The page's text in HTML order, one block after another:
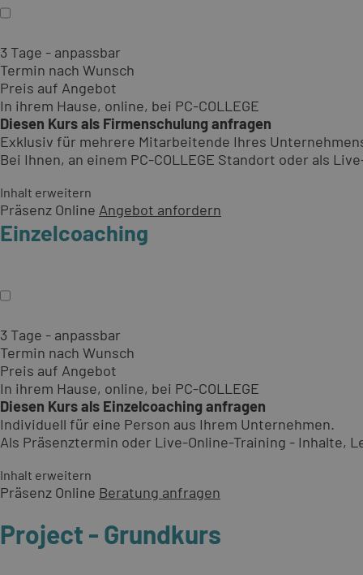
3 Tage - anpassbar
Termin nach Wunsch
Preis auf Angebot
In ihrem Hause, online, bei PC-COLLEGE
Diesen Kurs als Firmenschulung anfragen
Exklusiv für mehrere Mitarbeitende Ihres
Bei Ihnen, an einem PC-COLLEGE Standort oder als
Inhalt erweitern
Präsenz Online Angebot anfordern
Einzelcoaching
3 Tage - anpassbar
Termin nach Wunsch
Preis auf Angebot
In ihrem Hause, online, bei PC-COLLEGE
Diesen Kurs als Einzelcoaching anfragen
Individuell für eine Person aus Ihrem Unternehmen.
Als Präsenztermin oder Live-Online-Training - Inhalte,
Inhalt erweitern
Präsenz Online Beratung anfragen
Project - Grundkurs